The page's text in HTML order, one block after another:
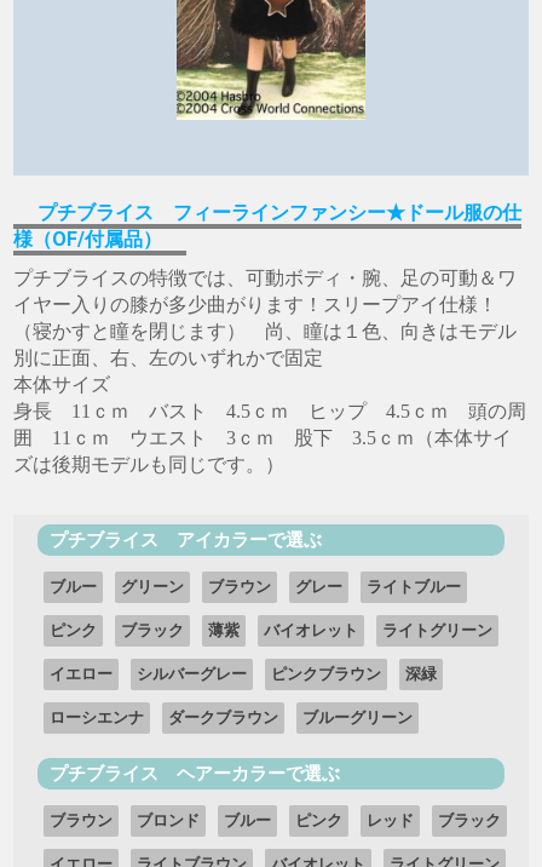
プチブライス フィーラインファンシー★ドール服の仕
様（OF/付属品）
プチブライスの特徴では、可動ボディ・腕、足の可動＆ワ
イヤー入りの膝が多少曲がります！スリープアイ仕様！
（寝かすと瞳を閉じます） 尚、瞳は１色、向きはモデル
別に正面、右、左のいずれかで固定
本体サイズ
身長 11ｃｍ バスト 4.5ｃｍ ヒップ 4.5ｃｍ 頭の周
囲 11ｃｍ ウエスト 3ｃｍ 股下 3.5ｃｍ（本体サイ
ズは後期モデルも同じです。）
プチブライス アイカラーで選ぶ
ブルー グリーン ブラウン グレー ライトブルー
ピンク ブラック 薄紫 バイオレット ライトグリーン
イエロー シルバーグレー ピンクブラウン 深緑
ローシエンナ ダークブラウン ブルーグリーン
プチブライス ヘアーカラーで選ぶ
ブラウン ブロンド ブルー ピンク レッド ブラック